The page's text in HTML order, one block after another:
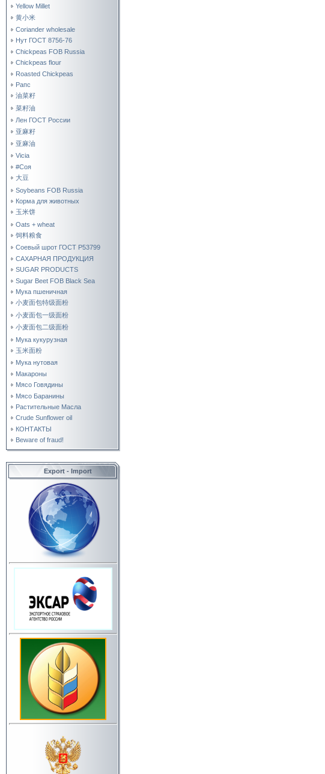
Yellow Millet
黄小米
Coriander wholesale
Нут ГОСТ 8756-76
Chickpeas FOB Russia
Chickpeas flour
Roasted Chickpeas
Рапс
油菜籽
菜籽油
Лен ГОСТ России
亚麻籽
亚麻油
Vicia
#Соя
大豆
Soybeans FOB Russia
Корма для животных
玉米饼
Oats + wheat
饲料粮食
Соевый шрот ГОСТ Р53799
САХАРНАЯ ПРОДУКЦИЯ
SUGAR PRODUCTS
Sugar Beet FOB Black Sea
Мука пшеничная
小麦面包特级面粉
小麦面包一级面粉
小麦面包二级面粉
Мука кукурузная
玉米面粉
Мука нутовая
Макароны
Мясо Говядины
Мясо Баранины
Растительные Масла
Crude Sunflower oil
КОНТАКТЫ
Beware of fraud!
Export - Import